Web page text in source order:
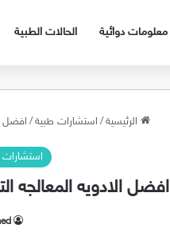
معلومات دوائية الحالات الطبية
الرئيسية / استشارات طبية / افضل
استشارات
افضل الادويه المعالجه